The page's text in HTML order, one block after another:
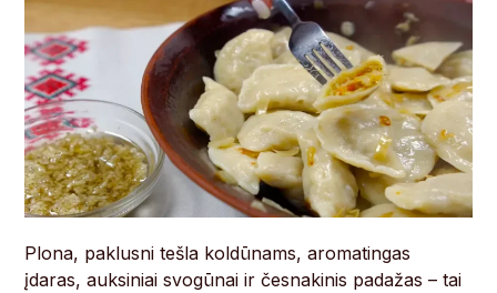
Plona, ​​paklusni tešla koldūnams, aromatingas
įdaras, auksiniai svogūnai ir česnakinis padažas – tai